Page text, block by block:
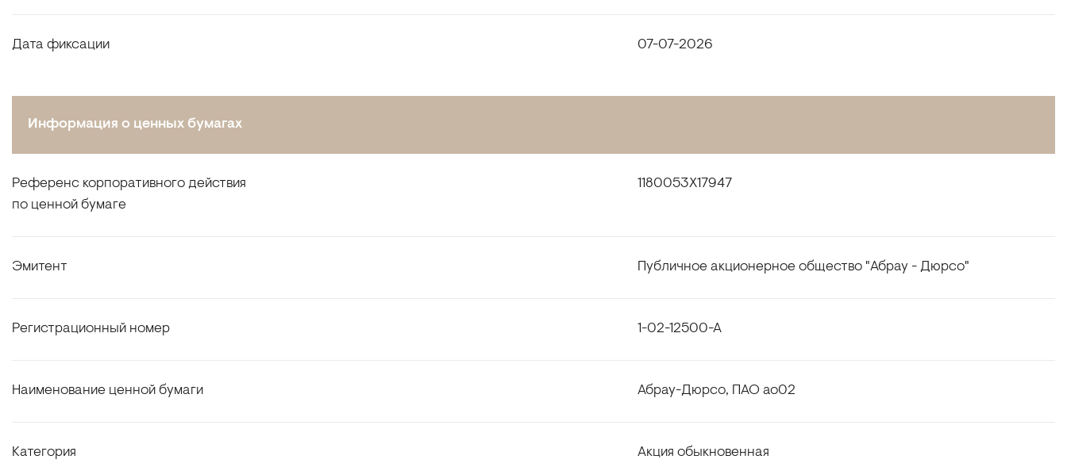
Дата фиксации 07-07-2026
Информация о ценных бумагах
Референс корпоративного действия
по ценной бумаге
1180053X17947
Эмитент Публичное акционерное общество "Абрау - Дюрсо"
Регистрационный номер 1-02-12500-A
Наименование ценной бумаги Абрау-Дюрсо, ПАО ао02
Категория Акция обыкновенная